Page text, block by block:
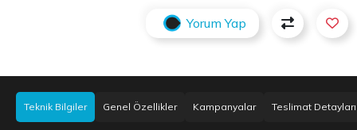
Yorum Yap
Teknik Bilgiler Genel Özellikler Kampanyalar Teslimat Detayları